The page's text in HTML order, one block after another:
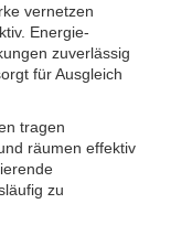
vernetzen
Energie-
zuverlässig
für Ausgleich
tragen
räumen effektiv
zu